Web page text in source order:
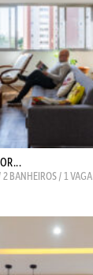
BANHEIROS / 1 VAGA